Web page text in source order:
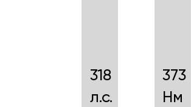
318
л.с.
373
Нм